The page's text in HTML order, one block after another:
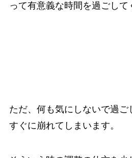
って有意義な時間を過ごして
ただ、何も気にしないで過ご
すぐに崩れてしまいます。